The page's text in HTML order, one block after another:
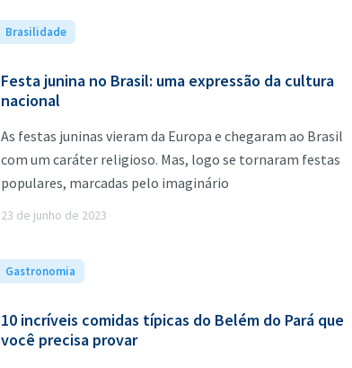
Brasilidade
Festa junina no Brasil: uma expressão da cultura
nacional
As festas juninas vieram da Europa e chegaram ao Brasil
com um caráter religioso. Mas, logo se tornaram festas
populares, marcadas pelo imaginário
23 de junho de 2023
Gastronomia
10 incríveis comidas típicas do Belém do Pará que
você precisa provar